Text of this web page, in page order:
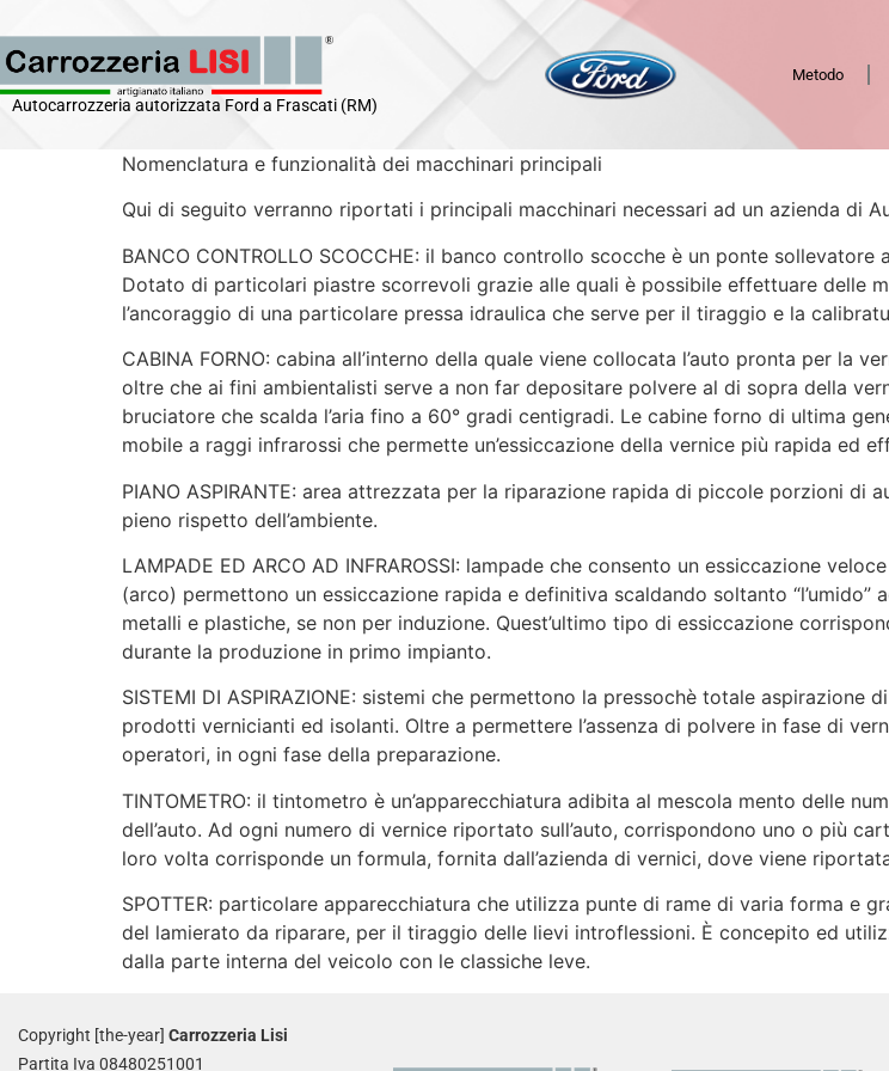
Autocarrozzeria autorizzata Ford a Frascati (RM)
Metodo
Nomenclatura e funzionalità dei macchinari principali
Qui di seguito verranno riportati i principali macchinari necessari ad un azienda di
BANCO CONTROLLO SCOCCHE: il banco controllo scocche è un ponte
Dotato di particolari piastre scorrevoli grazie alle quali è possibile effettuare delle
l’ancoraggio di una particolare pressa idraulica che serve per il tiraggio e la
CABINA FORNO: cabina all’interno della quale viene collocata l’auto pronta per la
oltre che ai fini ambientalisti serve a non far depositare polvere al di sopra della
bruciatore che scalda l’aria fino a 60° gradi centigradi. Le cabine forno di ultima
mobile a raggi infrarossi che permette un’essiccazione della vernice più rapida ed
PIANO ASPIRANTE: area attrezzata per la riparazione rapida di piccole porzioni di
pieno rispetto dell’ambiente.
LAMPADE ED ARCO AD INFRAROSSI: lampade che consento un essiccazione
(arco) permettono un essiccazione rapida e definitiva scaldando soltanto
metalli e plastiche, se non per induzione. Quest’ultimo tipo di essiccazione
durante la produzione in primo impianto.
SISTEMI DI ASPIRAZIONE: sistemi che permettono la pressochè totale
prodotti vernicianti ed isolanti. Oltre a permettere l’assenza di polvere in fase di
operatori, in ogni fase della preparazione.
TINTOMETRO: il tintometro è un’apparecchiatura adibita al mescola mento delle
dell’auto. Ad ogni numero di vernice riportato sull’auto, corrispondono uno o più
loro volta corrisponde un formula, fornita dall’azienda di vernici, dove viene
SPOTTER: particolare apparecchiatura che utilizza punte di rame di varia forma e
del lamierato da riparare, per il tiraggio delle lievi introflessioni. È concepito ed
dalla parte interna del veicolo con le classiche leve.
Copyright [the-year] Carrozzeria Lisi
Partita Iva 08480251001